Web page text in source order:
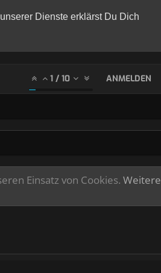
Dienste erklärst Du Dich
1 / 10 ANMELDEN
Einsatz von Cookies. Weitere